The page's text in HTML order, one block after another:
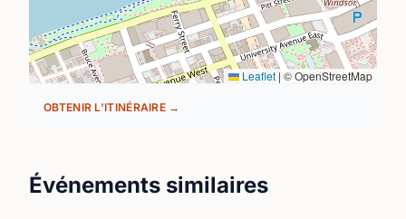
Leaflet | © OpenStreetMap
OBTENIR L'ITINÉRAIRE →
Événements similaires